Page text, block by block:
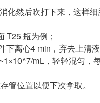
然后吹打下来，这样细
T25 瓶为例；
离心4 min，弃去上清
mL，轻轻混匀，
位置以便下次拿取。